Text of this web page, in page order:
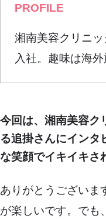
PROFILE
湘南美容クリニ
入社。趣味は海外
今回は、湘南美容ク
る追掛さんにインタ
な笑顔でイキイキさ
ありがとうございま
が楽しいです。でも